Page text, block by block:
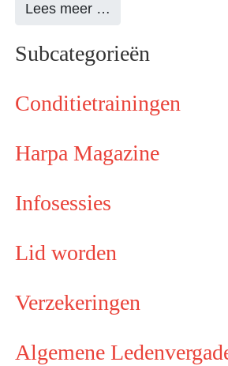
Lees meer …
Subcategorieën
Conditietrainingen
Harpa Magazine
Infosessies
Lid worden
Verzekeringen
Algemene